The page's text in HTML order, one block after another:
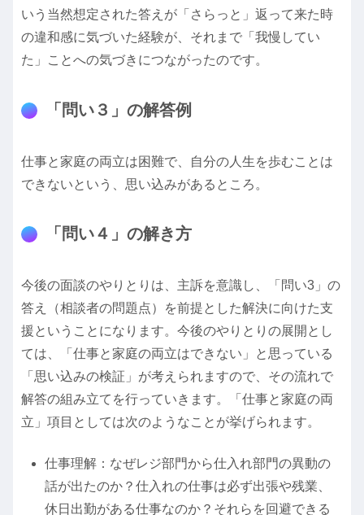
いう当然想定された答えが「さらっと」返って来た時
の違和感に気づいた経験が、それまで「我慢してい
た」ことへの気づきにつながったのです。
「問い３」の解答例
仕事と家庭の両立は困難で、自分の人生を歩むことは
できないという、思い込みがあるところ。
「問い４」の解き方
今後の面談のやりとりは、主訴を意識し、「問い3」の
答え（相談者の問題点）を前提とした解決に向けた支
援ということになります。今後のやりとりの展開とし
ては、「仕事と家庭の両立はできない」と思っている
「思い込みの検証」が考えられますので、その流れで
解答の組み立てを行っていきます。「仕事と家庭の両
立」項目としては次のようなことが挙げられます。
仕事理解：なぜレジ部門から仕入れ部門の異動の
話が出たのか？仕入れの仕事は必ず出張や残業、
休日出勤がある仕事なのか？それらを回避できる